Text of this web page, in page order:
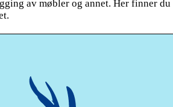
av møbler og annet. Her finner